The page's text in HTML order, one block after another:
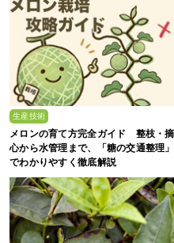
生産技術
メロンの育て方完全ガイド 整枝・摘
心から水管理まで、「糖の交通整理」
でわかりやすく徹底解説